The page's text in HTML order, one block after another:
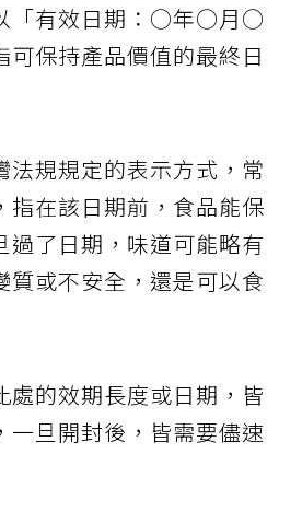
「有效日期：○年○月○
可保持產品價值的最終日
法規規定的表示方式，常
指在該日期前，食品能保
過了日期，味道可能略有
質或不安全，還是可以食
處的效期長度或日期，皆
一旦開封後，皆需要儘速